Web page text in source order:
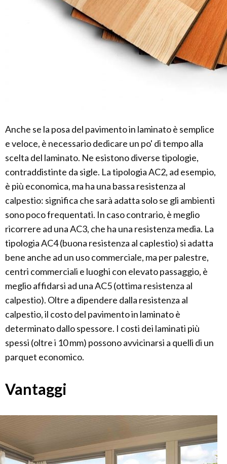
Anche se la posa del pavimento in laminato è semplice
e veloce, è necessario dedicare un po' di tempo alla
scelta del laminato. Ne esistono diverse tipologie,
contraddistinte da sigle. La tipologia AC2, ad esempio,
è più economica, ma ha una bassa resistenza al
calpestio: significa che sarà adatta solo se gli ambienti
sono poco frequentati. In caso contrario, è meglio
ricorrere ad una AC3, che ha una resistenza media. La
tipologia AC4 (buona resistenza al caplestio) si adatta
bene anche ad un uso commerciale, ma per palestre,
centri commerciali e luoghi con elevato passaggio, è
meglio affidarsi ad una AC5 (ottima resistenza al
calpestio). Oltre a dipendere dalla resistenza al
calpestio, il costo del pavimento in laminato è
determinato dallo spessore. I costi dei laminati più
spessi (oltre i 10 mm) possono avvicinarsi a quelli di un
parquet economico.
Vantaggi